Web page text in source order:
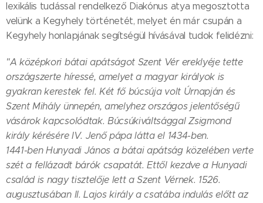
lexikális tudással rendelkező Diakónus atya megosztotta
velünk a Kegyhely történetét, melyet én már csupán a
Kegyhely honlapjának segítségül hívásával tudok felidézni:
"A középkori bátai apátságot Szent Vér ereklyéje tette
országszerte híressé, amelyet a magyar királyok is
gyakran kerestek fel. Két fő búcsúja volt Úrnapján és
Szent Mihály ünnepén, amelyhez országos jelentőségű
vásárok kapcsolódtak. Búcsúkiváltsággal Zsigmond
király kérésére IV. Jenő pápa látta el 1434-ben.
1441-ben Hunyadi János a bátai apátság közelében verte
szét a fellázadt bárók csapatát. Ettől kezdve a Hunyadi
család is nagy tisztelője lett a Szent Vérnek. 1526.
augusztusában II. Lajos király a csatába indulás előtt az